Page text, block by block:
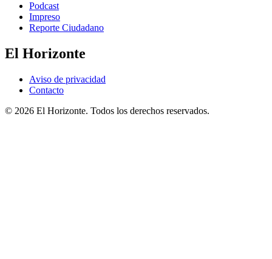
Podcast
Impreso
Reporte Ciudadano
El Horizonte
Aviso de privacidad
Contacto
© 2026 El Horizonte. Todos los derechos reservados.